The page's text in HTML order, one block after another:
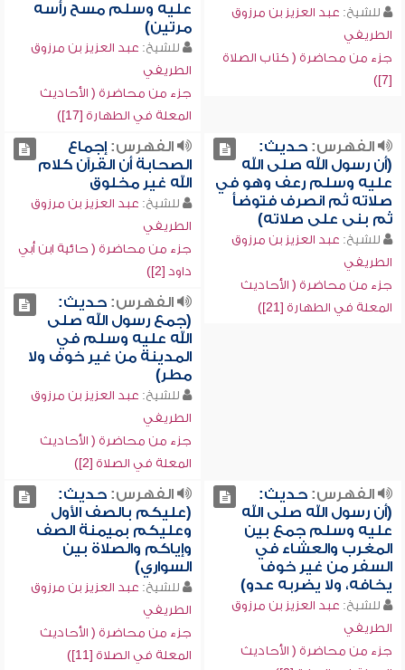
للشيخ: عبد العزيز بن مرزوق
الطريفي
جزء من محاضرة ( كتاب الصلاة
[7])
عليه وسلم مسح رأسه
مرتين)
للشيخ: عبد العزيز بن مرزوق
الطريفي
جزء من محاضرة ( الأحاديث
المعلة في الطهارة [17])
الفهرس:حديث:
(أن رسول الله صلى الله
عليه وسلم رعف وهو في
صلاته ثم انصرف فتوضأ
ثم بنى على صلاته)
للشيخ: عبد العزيز بن مرزوق
الطريفي
جزء من محاضرة ( الأحاديث
المعلة في الطهارة [21])
الفهرس:إجماع
الصحابة أن القرآن كلام
الله غير مخلوق
للشيخ: عبد العزيز بن مرزوق
الطريفي
جزء من محاضرة ( حائية ابن أبي
داود [2])
الفهرس:حديث:
(جمع رسول الله صلى
الله عليه وسلم في
المدينة من غير خوف ولا
مطر)
للشيخ: عبد العزيز بن مرزوق
الطريفي
جزء من محاضرة ( الأحاديث
المعلة في الصلاة [2])
الفهرس:حديث:
(أن رسول الله صلى الله
عليه وسلم جمع بين
المغرب والعشاء في
السفر من غير خوف
يخافه، ولا يضربه عدو)
للشيخ: عبد العزيز بن مرزوق
الطريفي
جزء من محاضرة ( الأحاديث
الفهرس:حديث:
(عليكم بالصف الأول
وعليكم بميمنة الصف
وإياكم والصلاة بين
السواري)
للشيخ: عبد العزيز بن مرزوق
الطريفي
جزء من محاضرة ( الأحاديث
المعلة في الصلاة [11])